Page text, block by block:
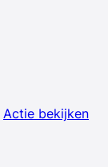
Actie bekijken